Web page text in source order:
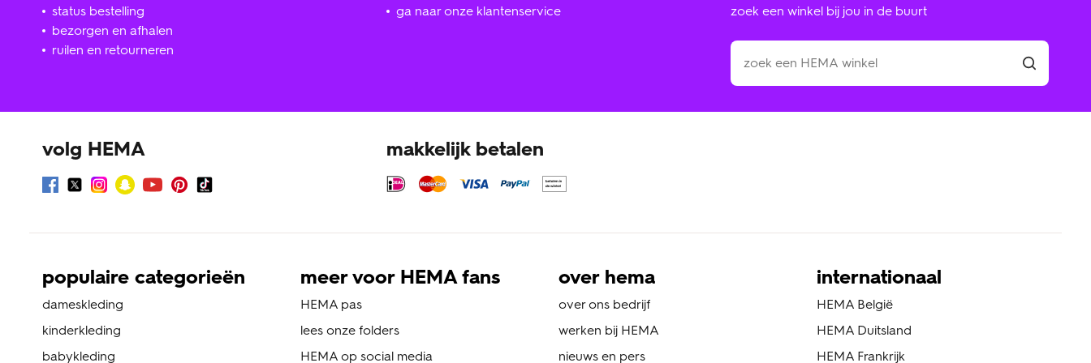
status bestelling
bezorgen en afhalen
ruilen en retourneren
ga naar onze klantenservice zoek een winkel bij jou in de buurt
volg HEMA makkelijk betalen
populaire categorieën
dameskleding
kinderkleding
babykleding
meer voor HEMA fans
HEMA pas
lees onze folders
HEMA op social media
over hema
over ons bedrijf
werken bij HEMA
nieuws en pers
internationaal
HEMA België
HEMA Duitsland
HEMA Frankrijk